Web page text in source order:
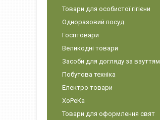
Товари для особистої гігієни
Одноразовий посуд
Госптовари
Великодні товари
Засоби для догляду за взуттям
Побутова техніка
Електро товари
ХоРеКа
Товари для оформлення свят